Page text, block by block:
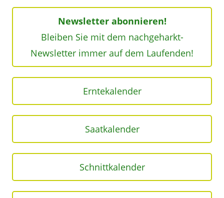
Newsletter abonnieren!
Bleiben Sie mit dem nachgeharkt-
Newsletter immer auf dem Laufenden!
Erntekalender
Saatkalender
Schnittkalender